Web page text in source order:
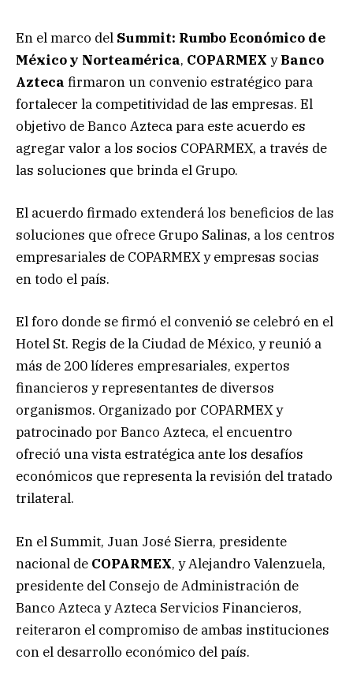
En el marco del Summit: Rumbo Económico de
México y Norteamérica, COPARMEX yBanco
Azteca firmaron un convenio estratégico para
fortalecer la competitividad de las empresas. El
objetivo de Banco Azteca para este acuerdo es
agregar valor a los socios COPARMEX, a través de
las soluciones que brinda el Grupo.
El acuerdo firmado extenderá los beneficios de las
soluciones que ofrece Grupo Salinas, a los centros
empresariales de COPARMEX y empresas socias
en todo el país.
El foro donde se firmó el convenió se celebró en el
Hotel St. Regis de la Ciudad de México, y reunió a
más de 200 líderes empresariales, expertos
financieros y representantes de diversos
organismos. Organizado por COPARMEX y
patrocinado por Banco Azteca, el encuentro
ofreció una vista estratégica ante los desafíos
económicos que representa la revisión del tratado
trilateral.
En el Summit, Juan José Sierra, presidente
nacional de COPARMEX, y Alejandro Valenzuela,
presidente del Consejo de Administración de
Banco Azteca y Azteca Servicios Financieros,
reiteraron el compromiso de ambas instituciones
con el desarrollo económico del país.